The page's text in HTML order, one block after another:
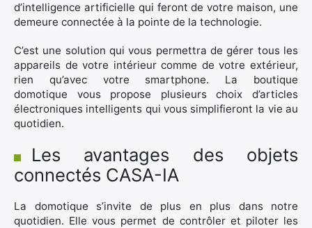
d’intelligence artificielle qui feront de votre maison, une
demeure connectée à la pointe de la technologie.
C’est une solution qui vous permettra de gérer tous les
appareils de votre intérieur comme de votre extérieur,
rien qu’avec votre smartphone. La boutique
domotique vous propose plusieurs choix d’articles
électroniques intelligents qui vous simplifieront la vie au
quotidien.
Les avantages des objets
connectés CASA-IA
La domotique s’invite de plus en plus dans notre
quotidien. Elle vous permet de contrôler et piloter les